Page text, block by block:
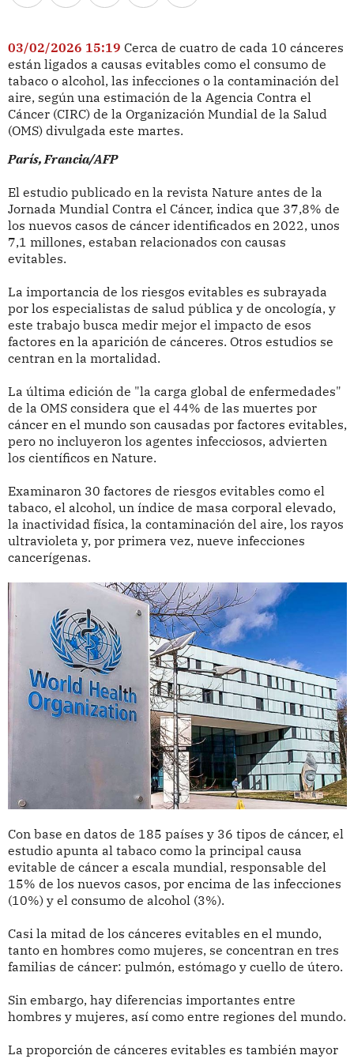
03/02/2026 15:19 Cerca de cuatro de cada 10 cánceres
están ligados a causas evitables como el consumo de
tabaco o alcohol, las infecciones o la contaminación del
aire, según una estimación de la Agencia Contra el
Cáncer (CIRC) de la Organización Mundial de la Salud
(OMS) divulgada este martes.
París, Francia/AFP
El estudio publicado en la revista Nature antes de la
Jornada Mundial Contra el Cáncer, indica que 37,8% de
los nuevos casos de cáncer identificados en 2022, unos
7,1 millones, estaban relacionados con causas
evitables.
La importancia de los riesgos evitables es subrayada
por los especialistas de salud pública y de oncología, y
este trabajo busca medir mejor el impacto de esos
factores en la aparición de cánceres. Otros estudios se
centran en la mortalidad.
La última edición de "la carga global de enfermedades"
de la OMS considera que el 44% de las muertes por
cáncer en el mundo son causadas por factores evitables,
pero no incluyeron los agentes infecciosos, advierten
los científicos en Nature.
Examinaron 30 factores de riesgos evitables como el
tabaco, el alcohol, un índice de masa corporal elevado,
la inactividad física, la contaminación del aire, los rayos
ultravioleta y, por primera vez, nueve infecciones
cancerígenas.
Con base en datos de 185 países y 36 tipos de cáncer, el
estudio apunta al tabaco como la principal causa
evitable de cáncer a escala mundial, responsable del
15% de los nuevos casos, por encima de las infecciones
(10%) y el consumo de alcohol (3%).
Casi la mitad de los cánceres evitables en el mundo,
tanto en hombres como mujeres, se concentran en tres
familias de cáncer: pulmón, estómago y cuello de útero.
Sin embargo, hay diferencias importantes entre
hombres y mujeres, así como entre regiones del mundo.
La proporción de cánceres evitables es también mayor